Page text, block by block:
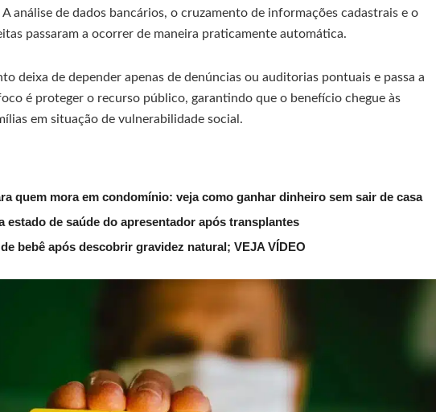
análise de dados bancários, o cruzamento de informações cadastrais e o
passaram a ocorrer de maneira praticamente automática.
deixa de depender apenas de denúncias ou auditorias pontuais e passa a
é proteger o recurso público, garantindo que o benefício chegue às
em situação de vulnerabilidade social.
quem mora em condomínio: veja como ganhar dinheiro sem sair de casa
estado de saúde do apresentador após transplantes
bebê após descobrir gravidez natural; VEJA VÍDEO